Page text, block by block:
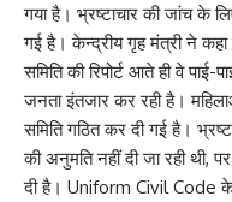
गया है। भ्रष्टाचार की जांच के
गई है। केन्द्रीय गृह मंत्री ने कहा
समिति की रिपोर्ट आते ही वे
जनता इंतजार कर रही है।
समिति गठित कर दी गई है।
की अनुमति नहीं दी जा रही थी,
दी है। Uniform Civil Code